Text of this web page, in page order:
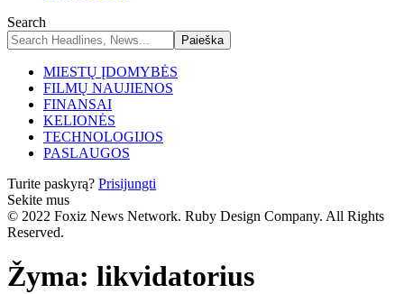
Search
MIESTŲ ĮDOMYBĖS
FILMŲ NAUJIENOS
FINANSAI
KELIONĖS
TECHNOLOGIJOS
PASLAUGOS
Turite paskyrą? Prisijungti
Sekite mus
© 2022 Foxiz News Network. Ruby Design Company. All Rights
Reserved.
Žyma: likvidatorius